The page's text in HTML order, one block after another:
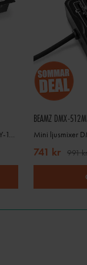
slipper du
För dig som vill gå ett
DMX kontroller 192 kanaler DMX192S BeamZ SKY-154.060 Mini ljusmixer
741 kr 991 kr